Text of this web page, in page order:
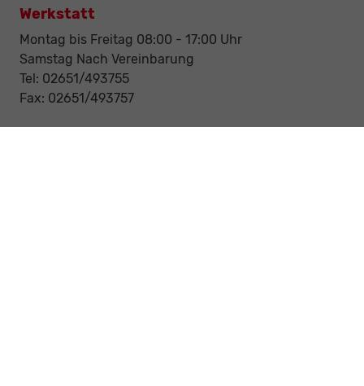
Werkstatt
Montag bis Freitag 08:00 - 17:00 Uhr
Samstag Nach Vereinbarung
Tel: 02651/493755
Fax: 02651/493757